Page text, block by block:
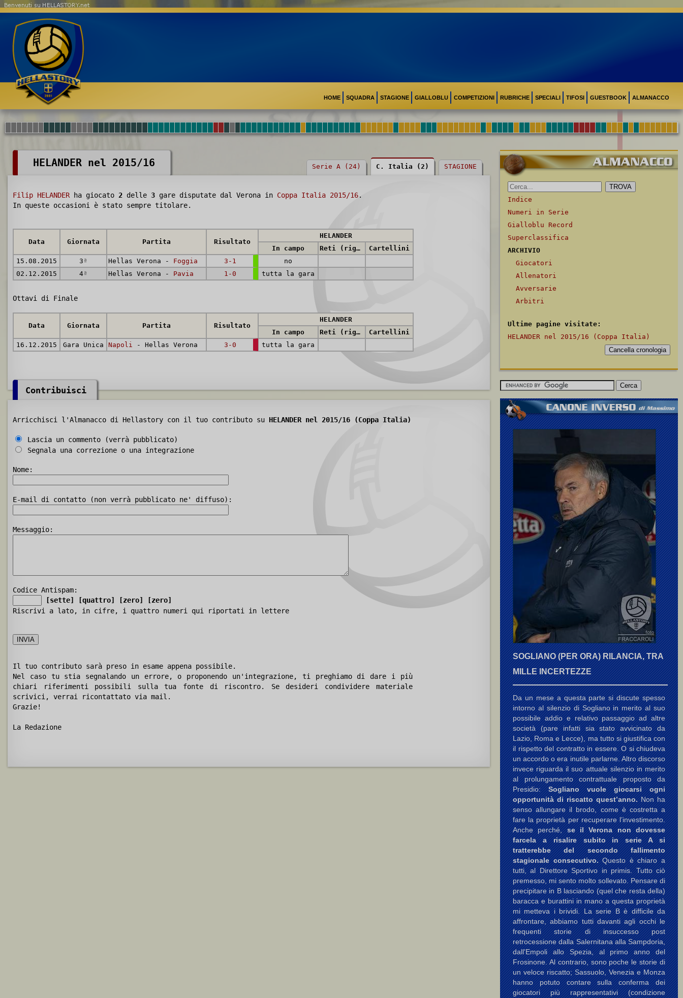
HOME SQUADRA STAGIONE GIALLOBLU COMPETIZIONI RUBRICHE SPECIALI TIFOSI GUESTBOOK ALMANACCO
Benvenuti su HELLASTORY.net
HELANDER nel 2015/16 Serie A (24) C. Italia (2) STAGIONE
Filip HELANDER ha giocato 2 delle 3 gare disputate dal Verona in Coppa Italia 2015/16.
In queste occasioni è stato sempre titolare.
Data Giornata Partita Risultato
HELANDER
In campo
Reti (rig.)
Cartellini
15.08.2015
3 ª Hellas Verona - Foggia 3-1
no
02.12.2015
4ª Hellas Verona - Pavia 1-0 tutta la gara
Ottavi di Finale
Data Giornata Partita Risultato
HELANDER
In campo
Reti (rig.)
Cartellini
16.12.2015
Gara Unica Napoli - Hellas Verona 3-0 tutta la gara
Contribuisci
Arricchisci l'Almanacco di Hellastory con il tuo contributo su HELANDER nel 2015/16 (Coppa Italia)
Lascia un commento (verrà pubblicato)
Segnala una correzione o una integrazione
Nome:
E-mail di contatto (non verrà pubblicato ne' diffuso):
Messaggio:
Codice Antispam:
[sette]
[quattro] [zero]
[zero]
Riscrivi a lato, in cifre, i quattro numeri qui riportati in lettere
Il tuo contributo sarà preso in esame appena possibile.
Nel caso tu stia segnalando un errore, o proponendo un'integrazione, ti preghiamo di dare i più
chiari riferimenti possibili sulla tua fonte di riscontro. Se desideri condividere materiale
scrivici, verrai ricontattato via mail.
Grazie!
La Redazione
Indice
Numeri in Serie
Gialloblu Record
Superclassifica
ARCHIVIO
Giocatori
Allenatori
Avversarie
Arbitri
Ultime pagine visitate:
HELANDER nel 2015/16 (Coppa Italia)
SOGLIANO (PER ORA) RILANCIA, TRA
MILLE INCERTEZZE
Da un mese a questa parte si discute spesso
intorno al silenzio di Sogliano in merito al suo
possibile addio e relativo passaggio ad altre
società (pare infatti sia stato avvicinato da
Lazio, Roma e Lecce), ma tutto si giustifica con
il rispetto del contratto in essere. O si chiudeva
un accordo o era inutile parlarne. Altro discorso
invece riguarda il suo attuale silenzio in merito
al prolungamento contrattuale proposto da
Presidio:Sogliano vuole giocarsi ogni
opportunità di riscatto quest’anno.Non ha
senso allungare il brodo, come è costretta a
fare la proprietà per recuperare l’investimento.
Anche perché,se il Verona non dovesse
farcela a risalire subito in serie A si
tratterebbe del secondo fallimento
stagionale consecutivo.Questo è chiaro a
tutti, al Direttore Sportivo in primis. Tutto ciò
premesso, mi sento molto sollevato. Pensare di
precipitare in B lasciando (quel che resta della)
baracca e burattini in mano a questa proprietà
mi metteva i brividi. La serie B è difficile da
affrontare, abbiamo tutti davanti agli occhi le
frequenti storie di insuccesso post
retrocessione dalla Salernitana alla Sampdoria,
dall'Empoli allo Spezia, al primo anno del
Frosinone. Al contrario, sono poche le storie di
un veloce riscatto; Sassuolo, Venezia e Monza
hanno potuto contare sulla conferma dei
giocatori più rappresentativi (condizione